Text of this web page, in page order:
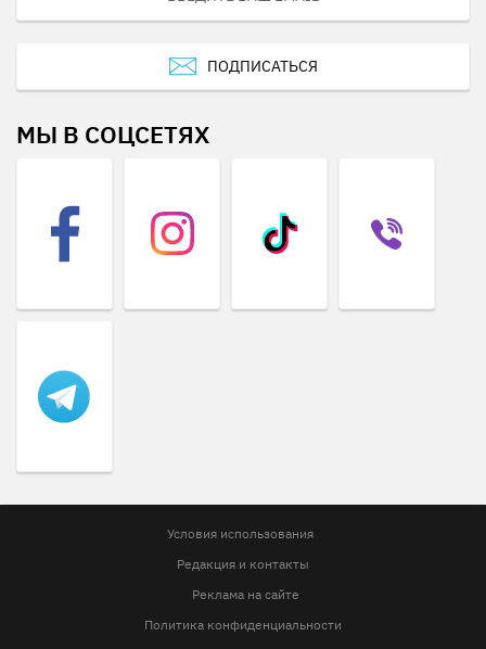
ПОДПИСАТЬСЯ
МЫ В СОЦСЕТЯХ
Условия использования
Редакция и контакты
Реклама на сайте
Политика конфиденциальности